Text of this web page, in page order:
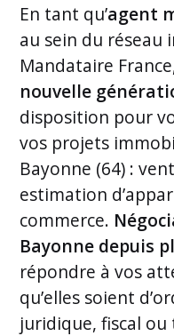
En tant qu’agent
au sein du réseau
Mandataire
nouvelle
disposition pour
vos projets
Bayonne (64) :
estimation
commerce.
Bayonne depuis
répondre à vos
qu’elles soient
juridique, fiscal ou